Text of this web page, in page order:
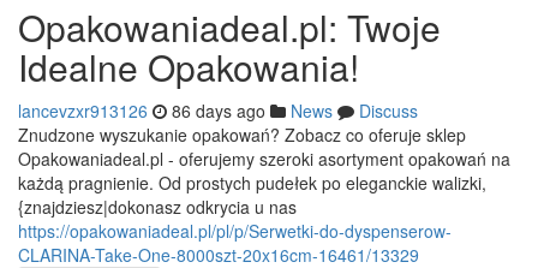
Opakowaniadeal.pl: Twoje
Idealne Opakowania!
lancevzxr913126 86 days ago News
Discuss
Znudzone wyszukanie opakowań? Zobacz co oferuje sklep
Opakowaniadeal.pl - oferujemy szeroki asortyment opakowań na
każdą pragnienie. Od prostych pudełek po eleganckie walizki,
{znajdziesz|dokonasz odkrycia u nas
https://opakowaniadeal.pl/pl/p/Serwetki-do-dyspenserow-
CLARINA-Take-One-8000szt-20x16cm-16461/13329